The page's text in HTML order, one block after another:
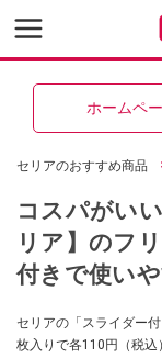
ホームペ
セリアのおすすめ商品
コスパがい
リア】のフ
付きで使い
セリアの「スライダー
枚入りで各110円（税込